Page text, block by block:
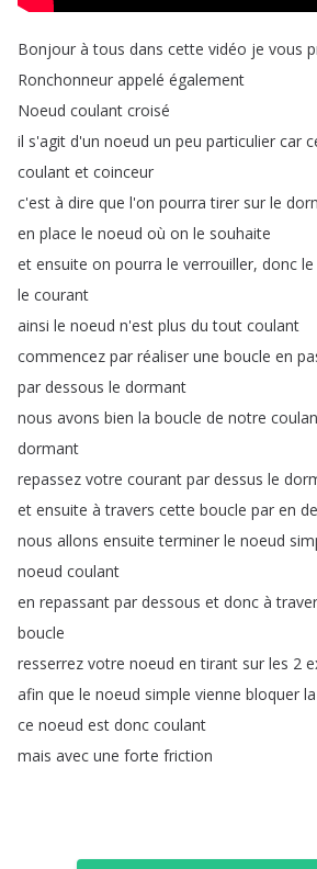
Bonjour à tous dans cette vidéo je vous
Ronchonneur appelé également
Noeud coulant croisé
il s'agit d'un noeud un peu particulier car
coulant et coinceur
c'est à dire que l'on pourra tirer sur le
en place le noeud où on le souhaite
et ensuite on pourra le verrouiller, donc le
le courant
ainsi le noeud n'est plus du tout coulant
commencez par réaliser une boucle en
par dessous le dormant
nous avons bien la boucle de notre
dormant
repassez votre courant par dessus le
et ensuite à travers cette boucle par en
nous allons ensuite terminer le noeud
noeud coulant
en repassant par dessous et donc à
boucle
resserrez votre noeud en tirant sur les 2
afin que le noeud simple vienne bloquer la
ce noeud est donc coulant
mais avec une forte friction